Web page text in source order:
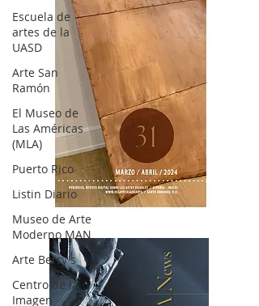
Escuela de
artes de la
UASD
Arte San
Ramón
El Museo de
Las Américas
(MLA)
Puerto Rico
Listin Diario
Museo de Arte
Moderno MAN
Arte Berry's
Centro de la
Imagen
OCA|News 31 / Marzo-Abril / 2024